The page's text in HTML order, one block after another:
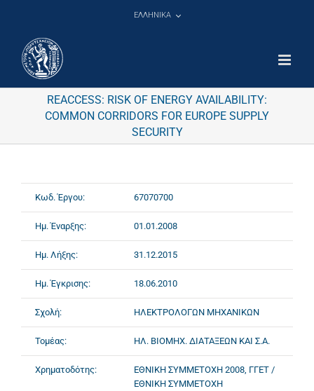
ΕΛΛΗΝΙΚΑ
REACCESS: RISK OF ENERGY AVAILABILITY:
COMMON CORRIDORS FOR EUROPE SUPPLY
SECURITY
Κωδ. Έργου: 67070700
Ημ. Έναρξης: 01.01.2008
Ημ. Λήξης: 31.12.2015
Ημ. Έγκρισης: 18.06.2010
Σχολή: ΗΛΕΚΤΡΟΛΟΓΩΝ ΜΗΧΑΝΙΚΩΝ
Τομέας: ΗΛ. ΒΙΟΜΗΧ. ΔΙΑΤΑΞΕΩΝ ΚΑΙ Σ.Α.
Χρηματοδότης:
ΕΘΝΙΚΗ ΣΥΜΜΕΤΟΧΗ 2008, ΓΓΕΤ /
ΕΘΝΙΚΗ ΣΥΜΜΕΤΟΧΗ